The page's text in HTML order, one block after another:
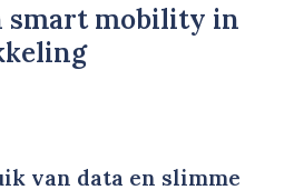
smart mobility in
van data en slimme